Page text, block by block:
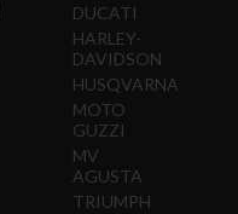
DUCATI
HARLEY-
DAVIDSON
HUSQVARNA
MOTO
GUZZI
MV
AGUSTA
TRIUMPH